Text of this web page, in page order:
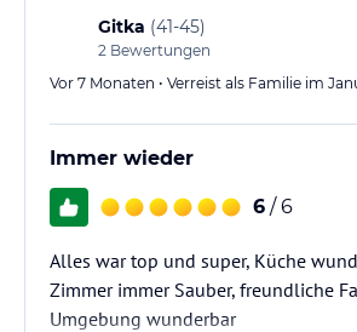
Gitka (41-45)
2 Bewertungen
Vor 7 Monaten • Verreist als Familie im
Immer wieder
6 / 6
Alles war top und super, Küche
Zimmer immer Sauber, freundliche
Umgebung wunderbar